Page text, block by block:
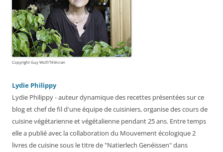
Copyright Guy Wolf/Télécran
Lydie Philippy
Lydie Philippy - auteur dynamique des recettes présentées sur ce
blog et chef de fil d'une équipe de cuisiniers, organise des cours de
cuisine végétarienne et végétalienne pendant 25 ans. Entre temps
elle a publié avec la collaboration du Mouvement écologique 2
livres de cuisine sous le titre de "Natierlech Genéissen" dans